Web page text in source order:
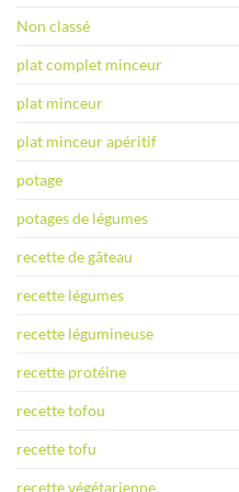
Non classé
plat complet minceur
plat minceur
plat minceur apéritif
potage
potages de légumes
recette de gâteau
recette légumes
recette légumineuse
recette protéine
recette tofou
recette tofu
recette végétarienne